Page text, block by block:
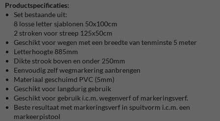
Productspecificaties:
Set bestaande uit:
8 losse letter sjablonen 50x100cm
2 stroken voor streep 125x50cm
Geschikt voor wegen met een breedte van tenminste 5 meter
Letterhoogte 885mm
Dikte strook boven en onder 250mm
Eenvoudig zelf wegmarkering aanbrengen
Materiaal geschuimd PVC (5mm)
Geschikt voor langdurig gebruik
Geschikt voor gebruik i.c.m. wegenverf of markeringsverf.
Beste resultaat met markeringsverf in spuitvorm i.c.m. een
markeerpistool